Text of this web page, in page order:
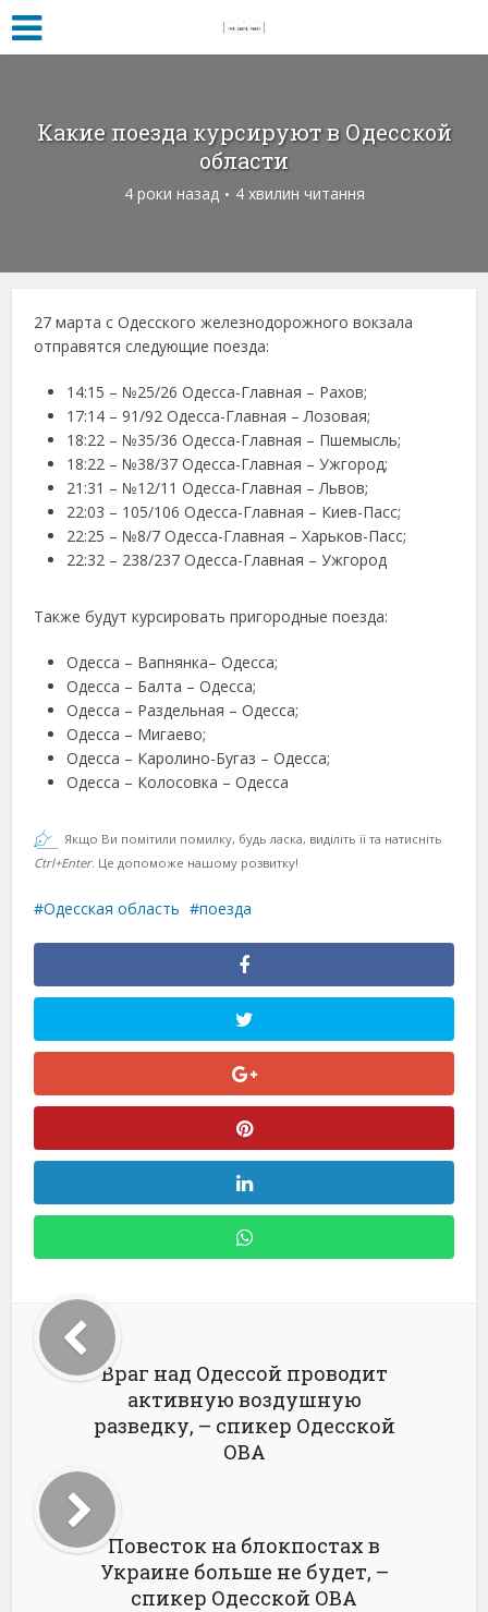
Какие поезда курсируют в Одесской
области
4 роки назад 4 хвилин читання
27 марта с Одесского железнодорожного вокзала
отправятся следующие поезда:
14:15 – №25/26 Одесса-Главная – Рахов;
17:14 – 91/92 Одесса-Главная – Лозовая;
18:22 – №35/36 Одесса-Главная – Пшемысль;
18:22 – №38/37 Одесса-Главная – Ужгород;
21:31 – №12/11 Одесса-Главная – Львов;
22:03 – 105/106 Одесса-Главная – Киев-Пасс;
22:25 – №8/7 Одесса-Главная – Харьков-Пасс;
22:32 – 238/237 Одесса-Главная – Ужгород
Также будут курсировать пригородные поезда:
Одесса – Вапнянка– Одесса;
Одесса – Балта – Одесса;
Одесса – Раздельная – Одесса;
Одесса – Мигаево;
Одесса – Каролино-Бугаз – Одесса;
Одесса – Колосовка – Одесса
Якщо Ви помітили помилку, будь ласка, виділіть її та натисніть
Ctrl+Enter. Це допоможе нашому розвитку!
Одесская область поезда
Враг над Одессой проводит
активную воздушную
разведку, – спикер Одесской
ОВА
Повесток на блокпостах в
Украине больше не будет, –
спикер Одесской ОВА